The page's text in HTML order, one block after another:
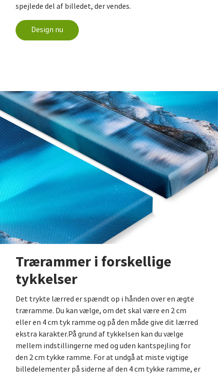
spejlede del af billedet, der vendes.
Design nu
Trærammer i forskellige
tykkelser
Det trykte lærred er spændt op i hånden over en ægte
træramme. Du kan vælge, om det skal være en 2 cm
eller en 4 cm tyk ramme og på den måde give dit lærred
ekstra karakter.På grund af tykkelsen kan du vælge
mellem indstillingerne med og uden kantspejling for
den 2 cm tykke ramme. For at undgå at miste vigtige
billedelementer på siderne af den 4 cm tykke ramme, er